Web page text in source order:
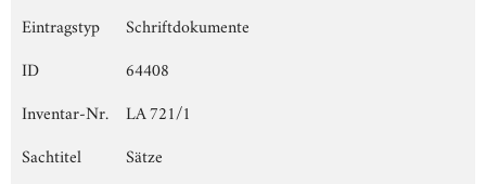
Eintragstyp
Schriftdokumente
ID
64408
Inventar-Nr.
LA 721/1
Sachtitel
Sätze